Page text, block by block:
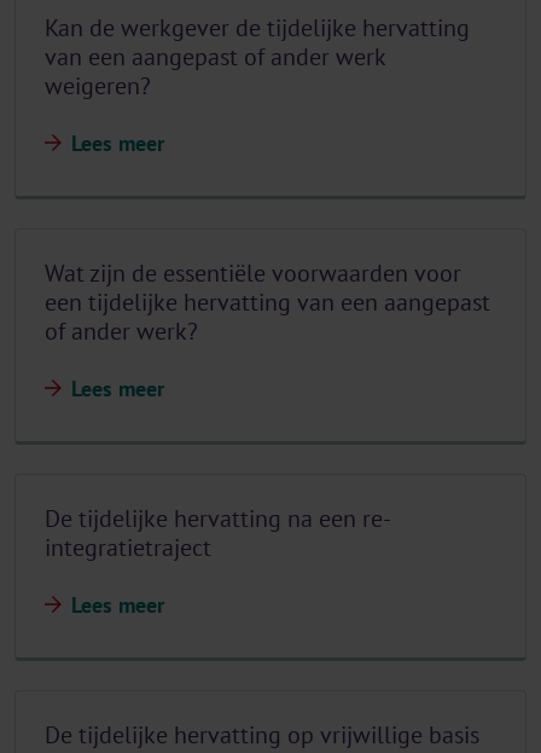
Kan de werkgever de tijdelijke hervatting
van een aangepast of ander werk
weigeren?
Lees meer
Wat zijn de essentiële voorwaarden voor
een tijdelijke hervatting van een aangepast
of ander werk?
Lees meer
De tijdelijke hervatting na een re-
integratietraject
Lees meer
De tijdelijke hervatting op vrijwillige basis